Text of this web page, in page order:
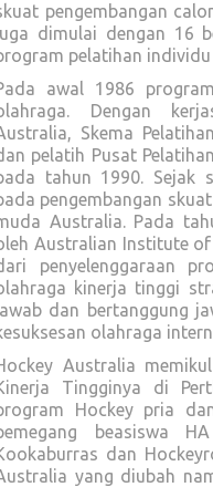
pengembangan
dimulai dengan 16
pelatihan
awal 1986
Dengan
Skema
pelatih Pusat
tahun 1990. Sejak
pengembangan
Australia. Pada
Australian Institute
penyelenggaraan
kinerja tinggi
dan bertanggung
olahraga
Australia
Tingginya di
Hockey pria
beasiswa
dan
yang diubah